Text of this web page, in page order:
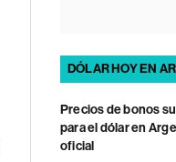
DÓLAR HOY EN
Precios de bonos
para el dólar en
oficial